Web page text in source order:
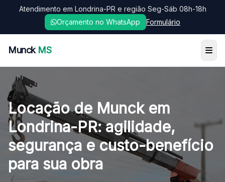
Atendimento em Londrina-PR e região Seg-Sáb 08h-18h
Orçamento no WhatsApp
Formulário
Munck MS
Locação de Munck em
Londrina-PR: agilidade,
segurança e custo-benefício
para sua obra